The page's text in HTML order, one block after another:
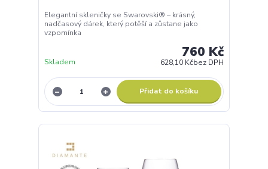
Elegantní skleničky se Swarovski® – krásný,
nadčasový dárek, který potěší a zůstane jako
vzpomínka
760 Kč
628,10 Kčbez DPH
Skladem
Přidat do košíku